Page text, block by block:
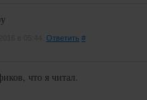
Ответить #
что я читал.